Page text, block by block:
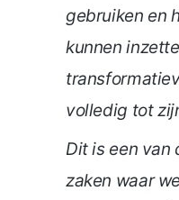
gebruiken en
kunnen
volledig tot
Dit is een van
zaken waar